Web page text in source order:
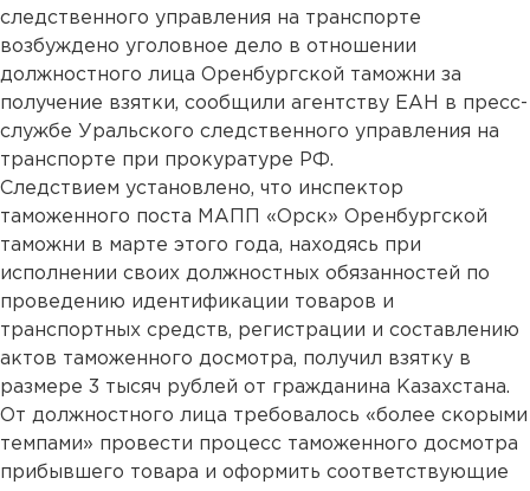
следственного управления на транспорте
возбуждено уголовное дело в отношении
должностного лица Оренбургской таможни за
получение взятки, сообщили агентству ЕАН в пресс-
службе Уральского следственного управления на
транспорте при прокуратуре РФ.
Следствием установлено, что инспектор
таможенного поста МАПП «Орск» Оренбургской
таможни в марте этого года, находясь при
исполнении своих должностных обязанностей по
проведению идентификации товаров и
транспортных средств, регистрации и составлению
актов таможенного досмотра, получил взятку в
размере 3 тысяч рублей от гражданина Казахстана.
От должностного лица требовалось «более скорыми
темпами» провести процесс таможенного досмотра
прибывшего товара и оформить соответствующие